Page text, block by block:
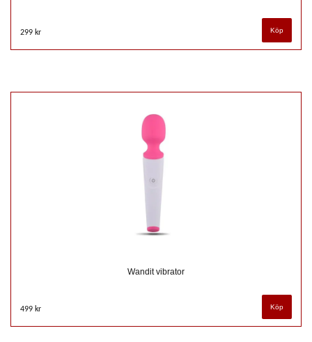
299 kr
Wandit vibrator
499 kr